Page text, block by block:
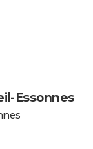
Essonnes